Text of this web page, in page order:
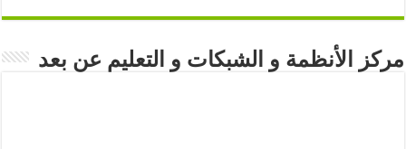
مركز الأنظمة و الشبكات و التعليم عن بعد